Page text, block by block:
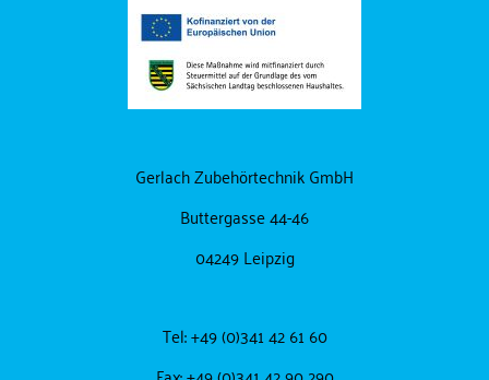
Gerlach Zubehörtechnik GmbH
Buttergasse 44-46
04249 Leipzig
Tel: +49 (0)341 42 61 60